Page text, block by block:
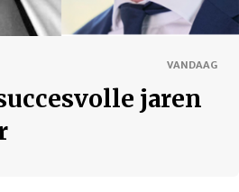
VANDAAG
jaren